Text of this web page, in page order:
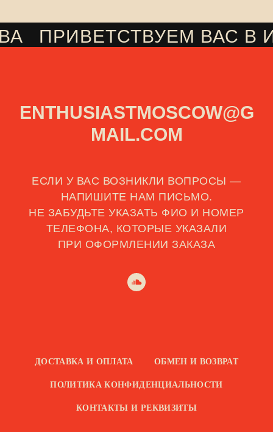
ПРИВЕТСТВУЕМ ВАС В
ENTHUSIASTMOSCOW@G
MAIL.COM
ЕСЛИ У ВАС ВОЗНИКЛИ ВОПРОСЫ —
НАПИШИТЕ НАМ ПИСЬМО.
НЕ ЗАБУДЬТЕ УКАЗАТЬ ФИО И НОМЕР
ТЕЛЕФОНА, КОТОРЫЕ УКАЗАЛИ
ПРИ ОФОРМЛЕНИИ ЗАКАЗА
ДОСТАВКА И ОПЛАТА ОБМЕН И ВОЗВРАТ
ПОЛИТИКА КОНФИДЕНЦИАЛЬНОСТИ
КОНТАКТЫ И РЕКВИЗИТЫ